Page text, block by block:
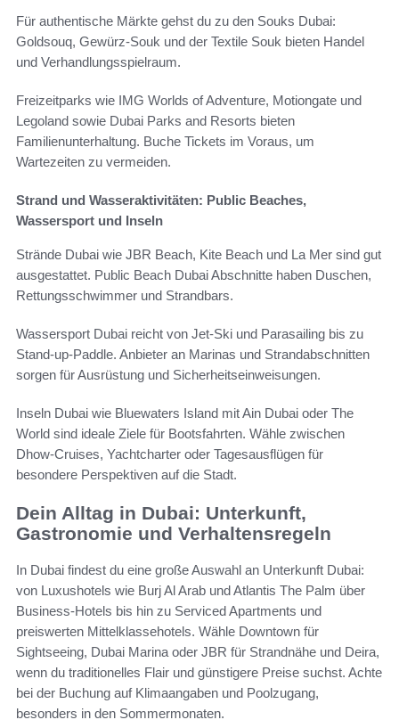
Für authentische Märkte gehst du zu den Souks Dubai:
Goldsouq, Gewürz-Souk und der Textile Souk bieten Handel
und Verhandlungsspielraum.
Freizeitparks wie IMG Worlds of Adventure, Motiongate und
Legoland sowie Dubai Parks and Resorts bieten
Familienunterhaltung. Buche Tickets im Voraus, um
Wartezeiten zu vermeiden.
Strand und Wasseraktivitäten: Public Beaches,
Wassersport und Inseln
Strände Dubai wie JBR Beach, Kite Beach und La Mer sind gut
ausgestattet. Public Beach Dubai Abschnitte haben Duschen,
Rettungsschwimmer und Strandbars.
Wassersport Dubai reicht von Jet-Ski und Parasailing bis zu
Stand-up-Paddle. Anbieter an Marinas und Strandabschnitten
sorgen für Ausrüstung und Sicherheitseinweisungen.
Inseln Dubai wie Bluewaters Island mit Ain Dubai oder The
World sind ideale Ziele für Bootsfahrten. Wähle zwischen
Dhow-Cruises, Yachtcharter oder Tagesausflügen für
besondere Perspektiven auf die Stadt.
Dein Alltag in Dubai: Unterkunft,
Gastronomie und Verhaltensregeln
In Dubai findest du eine große Auswahl an Unterkunft Dubai:
von Luxushotels wie Burj Al Arab und Atlantis The Palm über
Business-Hotels bis hin zu Serviced Apartments und
preiswerten Mittelklassehotels. Wähle Downtown für
Sightseeing, Dubai Marina oder JBR für Strandnähe und Deira,
wenn du traditionelles Flair und günstigere Preise suchst. Achte
bei der Buchung auf Klimaangaben und Poolzugang,
besonders in den Sommermonaten.